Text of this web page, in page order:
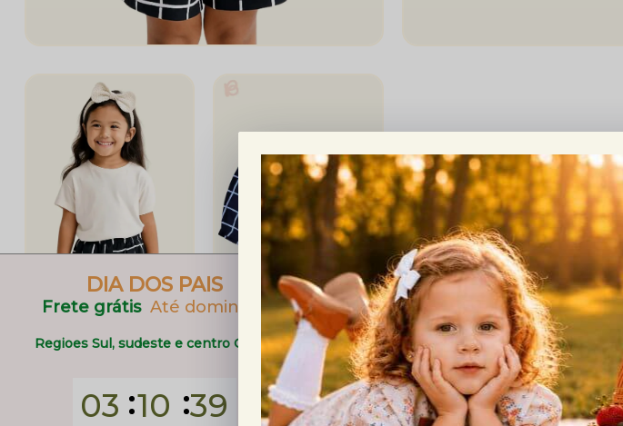
Descrição completaPerguntas FrequentesTrocas e devoluções
DIA DOS PAIS
Frete grátis Até domingo
Regioes Sul, sudeste e centro Oeste
03 10 38